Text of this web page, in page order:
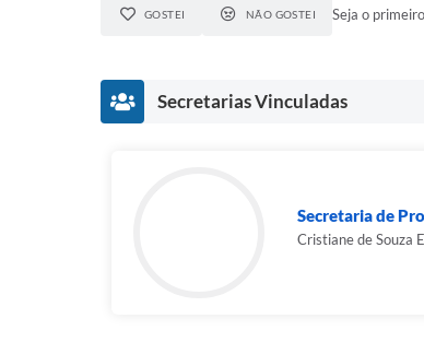
GOSTEI NÃO GOSTEI Seja o
Secretarias Vinculadas
Secretaria de
Cristiane de Souza